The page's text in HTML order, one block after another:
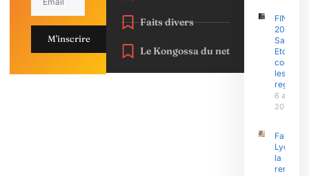
M'inscrire
Faits divers
Le Kongossa du net
FINAJU
2026 :
Samuel
Eto’o Fils
les
regards
6 août
2026
Fako :
Lyonga
la